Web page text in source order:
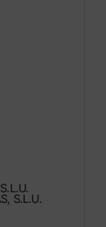
S.L.U.